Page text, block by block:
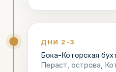
ДНИ 2-3
Бока-Которская
Пераст, острова,